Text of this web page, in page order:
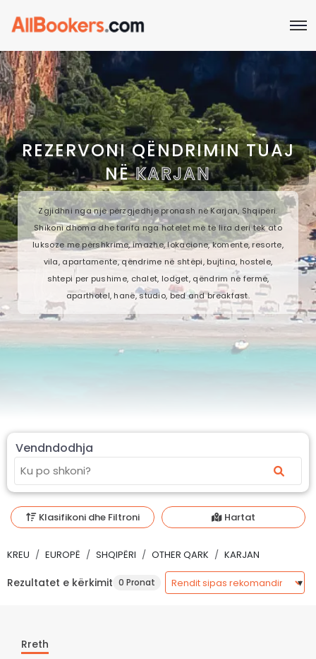
REZERVONI QËNDRIMIN TUAJ
NËKARJAN
Zgjidhni nga një përzgjedhje pronash në Karjan, Shqipëri.
Shikoni dhoma dhe tarifa nga hotelet më të lira deri tek ato
luksoze me përshkrime, imazhe, lokacione, komente, resorte,
vila, apartamente, qëndrime në shtëpi, bujtina, hostele,
shtepi per pushime, chalet, lodget, qëndrim në fermë,
aparthotel, hanë, studio, bed and breakfast.
Vendndodhja
Klasifikoni dhe Filtroni Hartat
KREU EUROPË SHQIPËRI OTHER QARK KARJAN
Rezultatet e kërkimit 0 Pronat
Rreth